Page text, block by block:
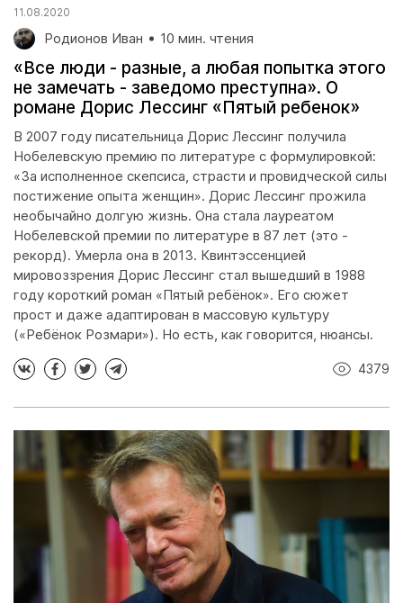
11.08.2020
Родионов Иван 10 мин. чтения
«Все люди - разные, а любая попытка этого
не замечать - заведомо преступна». О
романе Дорис Лессинг «Пятый ребенок»
В 2007 году писательница Дорис Лессинг получила
Нобелевскую премию по литературе с формулировкой:
«За исполненное скепсиса, страсти и провидческой силы
постижение опыта женщин». Дорис Лессинг прожила
необычайно долгую жизнь. Она стала лауреатом
Нобелевской премии по литературе в 87 лет (это -
рекорд). Умерла она в 2013. Квинтэссенцией
мировоззрения Дорис Лессинг стал вышедший в 1988
году короткий роман «Пятый ребёнок». Его сюжет
прост и даже адаптирован в массовую культуру
(«Ребёнок Розмари»). Но есть, как говорится, нюансы.
4379